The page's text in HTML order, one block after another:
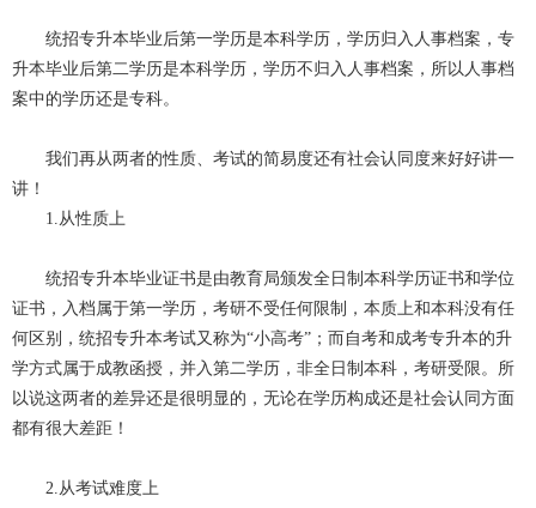
统招专升本毕业后第一学历是本科学历，学历归入人事档案，专
升本毕业后第二学历是本科学历，学历不归入人事档案，所以人事档
案中的学历还是专科。
我们再从两者的性质、考试的简易度还有社会认同度来好好讲一
讲！
1.从性质上
统招专升本毕业证书是由教育局颁发全日制本科学历证书和学位
证书，入档属于第一学历，考研不受任何限制，本质上和本科没有任
何区别，统招专升本考试又称为“小高考”；而自考和成考专升本的升
学方式属于成教函授，并入第二学历，非全日制本科，考研受限。所
以说这两者的差异还是很明显的，无论在学历构成还是社会认同方面
都有很大差距！
2.从考试难度上